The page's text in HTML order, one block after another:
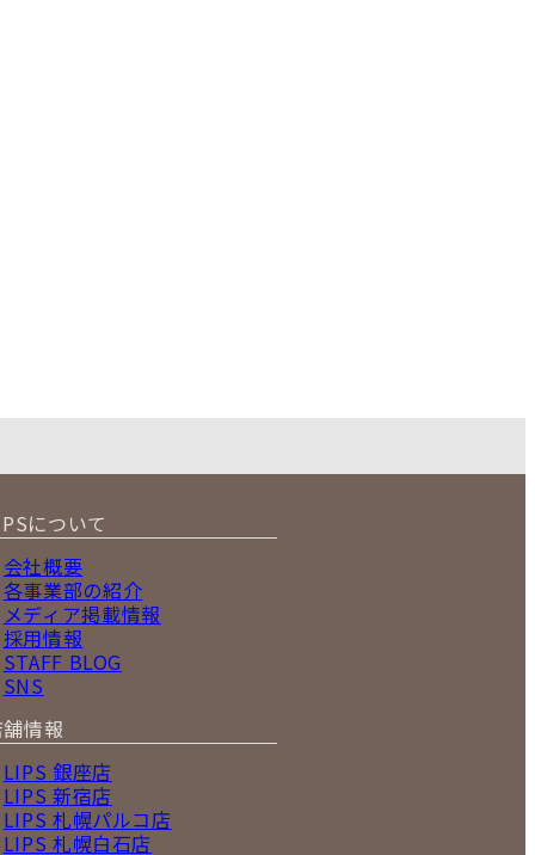
について
会社概要
各事業部の紹介
メディア掲載情報
採用情報
STAFF BLOG
SNS
情報
LIPS 銀座店
LIPS 新宿店
LIPS 札幌パルコ店
LIPS 札幌白石店